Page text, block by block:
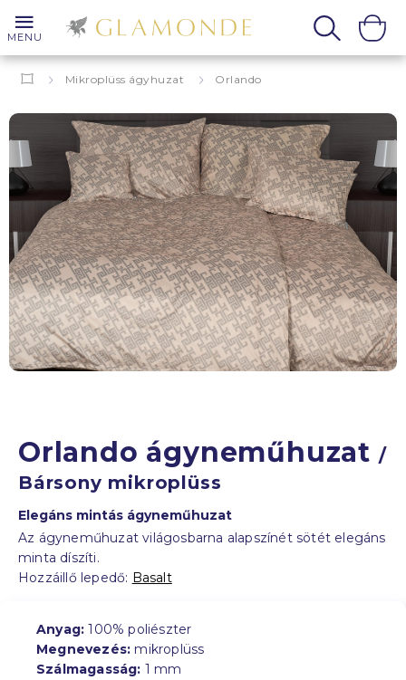
MENU
Mikroplüss ágyhuzat Orlando
Orlando ágyneműhuzat /
Bársony mikroplüss
Elegáns mintás ágyneműhuzat
Az ágyneműhuzat világosbarna alapszínét sötét elegáns
minta díszíti.
Hozzáillő lepedő: Basalt
Anyag: 100% poliészter
Megnevezés: mikroplüss
Szálmagasság: 1 mm